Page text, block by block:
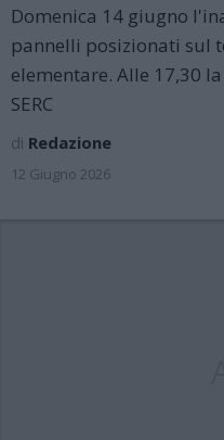
Domenica 14 giugno
pannelli posizionati sul
elementare. Alle 17,30
SERC
di Redazione
12 Giugno 2026